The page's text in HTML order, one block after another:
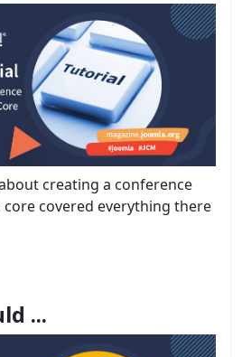
creating a conference
covered everything there
...